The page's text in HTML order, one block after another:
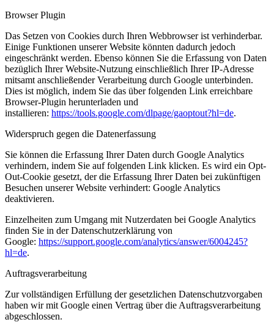
Browser Plugin
Das Setzen von Cookies durch Ihren Webbrowser ist verhinderbar.
Einige Funktionen unserer Website könnten dadurch jedoch
eingeschränkt werden. Ebenso können Sie die Erfassung von Daten
bezüglich Ihrer Website-Nutzung einschließlich Ihrer IP-Adresse
mitsamt anschließender Verarbeitung durch Google unterbinden.
Dies ist möglich, indem Sie das über folgenden Link erreichbare
Browser-Plugin herunterladen und
installieren: https://tools.google.com/dlpage/gaoptout?hl=de.
Widerspruch gegen die Datenerfassung
Sie können die Erfassung Ihrer Daten durch Google Analytics
verhindern, indem Sie auf folgenden Link klicken. Es wird ein Opt-
Out-Cookie gesetzt, der die Erfassung Ihrer Daten bei zukünftigen
Besuchen unserer Website verhindert: Google Analytics
deaktivieren.
Einzelheiten zum Umgang mit Nutzerdaten bei Google Analytics
finden Sie in der Datenschutzerklärung von
Google: https://support.google.com/analytics/answer/6004245?
hl=de.
Auftragsverarbeitung
Zur vollständigen Erfüllung der gesetzlichen Datenschutzvorgaben
haben wir mit Google einen Vertrag über die Auftragsverarbeitung
abgeschlossen.